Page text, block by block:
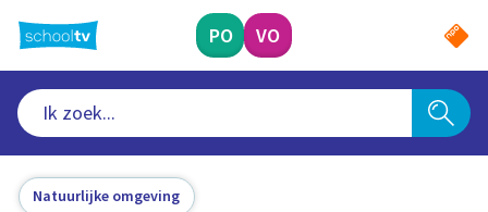
naar
hoofdinhoud
PO VO
Natuurlijke omgeving